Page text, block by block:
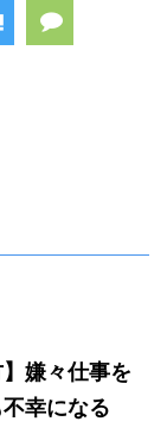
】嫌々仕事を
幸になる